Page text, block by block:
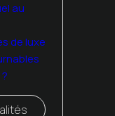
au
de luxe